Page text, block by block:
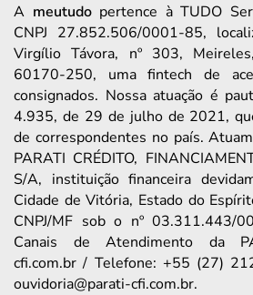
A meutudopertence à TUDO
CNPJ 27.852.506/0001-85,
Virgílio Távora, nº 303,
60170-250, uma fintech de
consignados. Nossa atuação é
4.935, de 29 de julho de 2021,
de correspondentes no país.
PARATI CRÉDITO,
S/A, instituição financeira
Cidade de Vitória, Estado do
CNPJ/MF sob o nº 03.311.443/
Canais de Atendimento da
cfi.com.br / Telefone: +55 (27)
ouvidoria@parati-cfi.com.br.